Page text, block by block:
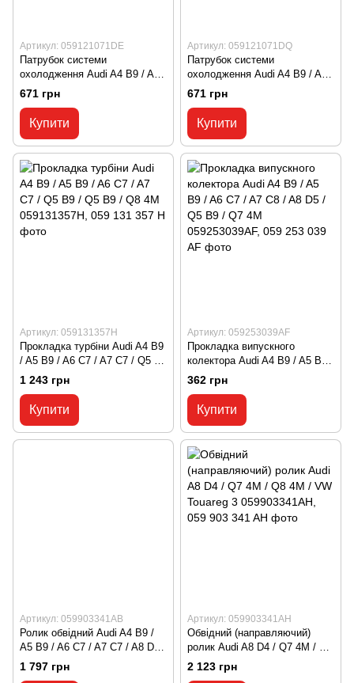
Артикул: 059121071DE
Патрубок системи
охолодження Audi A4 B9 / A5
B9 / A6 C7 / A8 D4 / Q5 B9 /
Q7 4M / Q8 4M / VW Touareg 3
059121071DE, 059 121 071 DE
671 грн
Купити
Артикул: 059121071DQ
Патрубок системи
охолодження Audi A4 B9 / A5
B9 / A6 C7 / A8 D4 / Q5 B9 /
Q7 4M / Q8 4M / VW Touareg 3
059121071DQ, 059 121 071 DQ
671 грн
Купити
Артикул: 059131357H
Прокладка турбіни Audi A4 B9
/ A5 B9 / A6 C7 / A7 C7 / Q5 B9
/ Q5 B9 / Q8 4M 059131357H,
059 131 357 H
1 243 грн
Купити
Артикул: 059253039AF
Прокладка випускного
колектора Audi A4 B9 / A5 B9 /
A6 C7 / A7 C8 / A8 D5 / Q5 B9
/ Q7 4M 059253039AF, 059 253
039 AF
362 грн
Купити
Артикул: 059903341AB
Ролик обвідний Audi A4 B9 /
A5 B9 / A6 C7 / A7 C7 / A8 D5 /
Q5 B9 / Q7 4M / Q8 4M / VW
Touareg 3 059903341AB, 059
1 797 грн
Артикул: 059903341AH
Обвідний (направляючий)
ролик Audi A8 D4 / Q7 4M / Q8
4M / VW Touareg 3
059903341AH, 059 903 341 AH
2 123 грн